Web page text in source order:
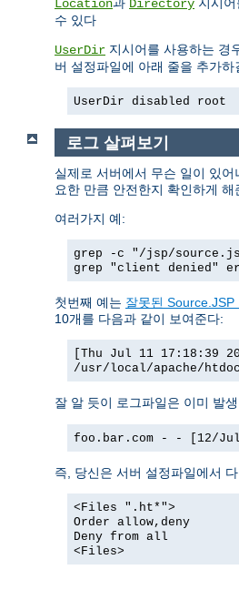
Location Directory
수 있다
UserDir 지시어를 사용하는 경
버 설정파일에 아래 줄을 추가하
UserDir disabled root
로그 살펴보기
실제로 서버에서 무슨 일이 있어
요한 만큼 안전한지 확인하게 해
여러가지 예:
grep -c "/jsp/
grep "client denied"
첫번째 예는 잘못된
10개를 다음과 같이 보여준다:
[Thu Jul 11
/usr/local/apache/
잘 알 듯이 로그파일은 이미 발
foo.bar.com - - [12/Jul/
즉, 당신은 서버 설정파일에서
<Files ".ht*">
Order allow,deny
Deny from all
<Files>